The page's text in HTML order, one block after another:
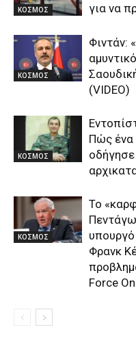
ΚΟΣΜΟΣ
για να
ΚΟΣΜΟΣ
Φιντάν:
(VIDEO)
ΚΟΣΜΟΣ
Πώς ένα
ΚΟΣΜΟΣ
Το
Φρανκ
Force